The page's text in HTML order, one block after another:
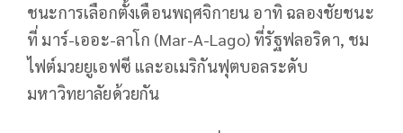
ชนะการเลือกตั้งเดือนพฤศจิกายน อาทิ ฉลองชัยชนะ
ที่ มาร์-เออะ-ลาโก (Mar-A-Lago) ที่รัฐฟลอริดา, ชม
ไฟต์มวยยูเอฟซี และอเมริกันฟุตบอลระดับ
มหาวิทยาลัยด้วยกัน